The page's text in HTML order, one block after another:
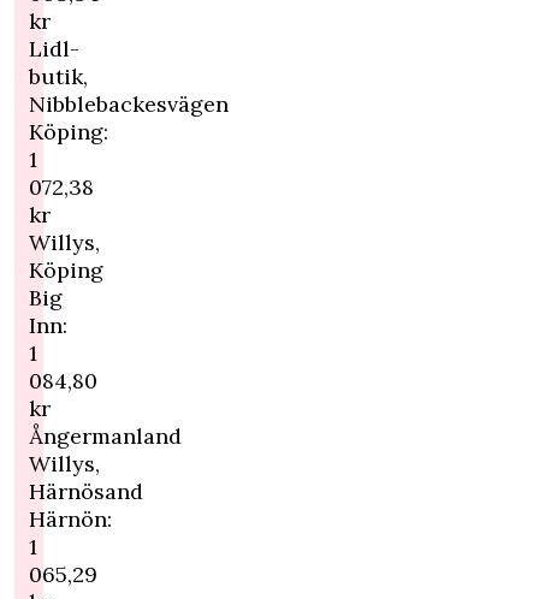
kr
Lidl-
butik,
Nibblebackesvägen
Köping:
1
072,38
kr
Willys,
Köping
Big
Inn:
1
084,80
kr
Ångermanland
Willys,
Härnösand
Härnön:
1
065,29